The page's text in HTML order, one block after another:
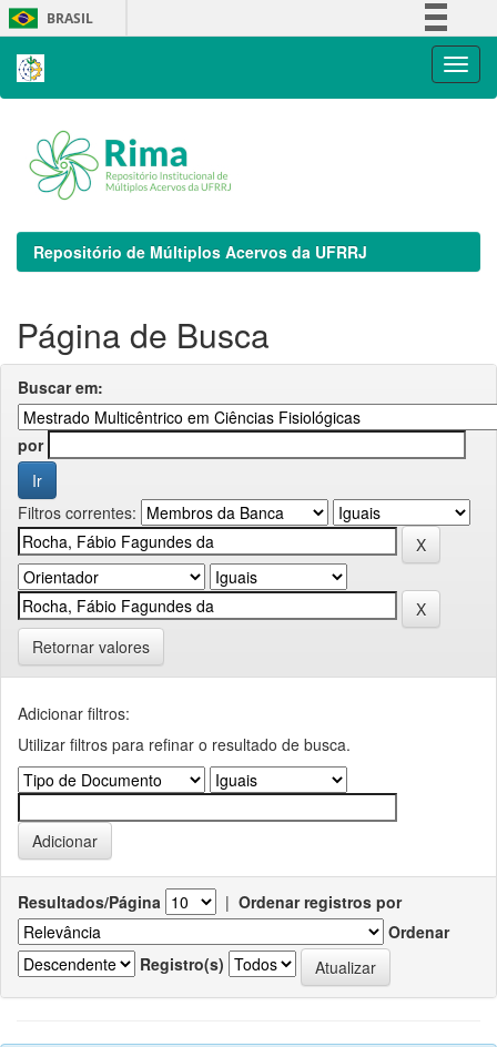
Skip
navigation
BRASIL
Repositório de Múltiplos Acervos da UFRRJ
Página de Busca
Buscar em:
por
Filtros correntes:
Retornar valores
Adicionar filtros:
Utilizar filtros para refinar o resultado de busca.
Resultados/Página | Ordenar registros por
Ordenar
Registro(s)